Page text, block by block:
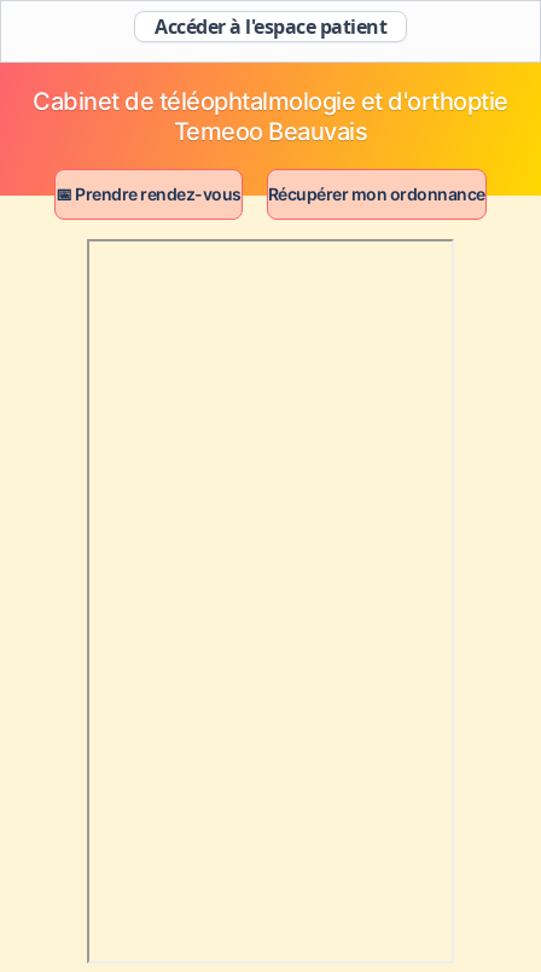
Accéder à l'espace patient
Cabinet de téléophtalmologie et d'orthoptie
Temeoo Beauvais
📅 Prendre rendez-vous Récupérer mon ordonnance